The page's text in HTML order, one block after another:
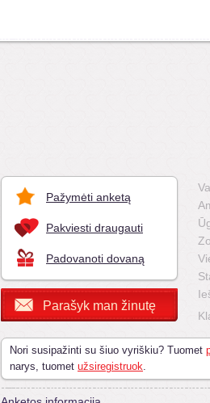
Pažymėti anketą
Pakviesti draugauti
Padovanoti dovaną
Parašyk man žinutę
Nori susipažinti su šiuo vyriškiu? Tuomet
narys, tuomet užsiregistruok.